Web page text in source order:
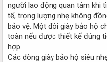
người lao động quan tâm khi
tế, trọng lượng nhẹ không
bảo vệ. Một đôi giày bảo hộ
toàn nếu được thiết kế đúng
hợp.
Các dòng giày bảo hộ siêu